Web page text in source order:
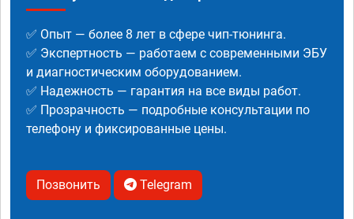
✅ Опыт — более 8 лет в сфере чип-тюнинга.
✅ Экспертность — работаем с современными ЭБУ
и диагностическим оборудованием.
✅ Надежность — гарантия на все виды работ.
✅ Прозрачность — подробные консультации по
телефону и фиксированные цены.
Позвонить Telegram